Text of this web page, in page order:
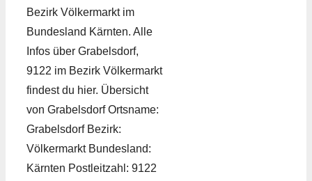
Bezirk Völkermarkt im
Bundesland Kärnten. Alle
Infos über Grabelsdorf,
9122 im Bezirk Völkermarkt
findest du hier. Übersicht
von Grabelsdorf Ortsname:
Grabelsdorf Bezirk:
Völkermarkt Bundesland:
Kärnten Postleitzahl: 9122